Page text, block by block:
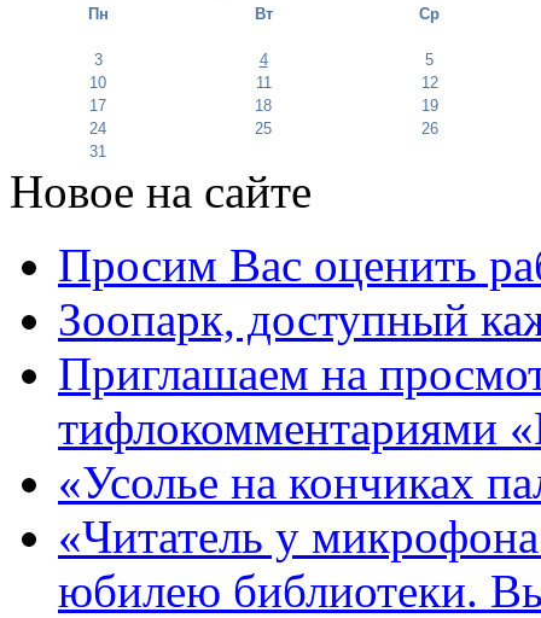
Пн Вт Ср
3 4
5
10
11
12
17
18
19
24
25
26
31
Новое на сайте
Просим Вас оценить
Зоопарк, доступный
Приглашаем на
тифлокомментариями
«Усолье на кончиках
«Читатель у
юбилею библиотеки.